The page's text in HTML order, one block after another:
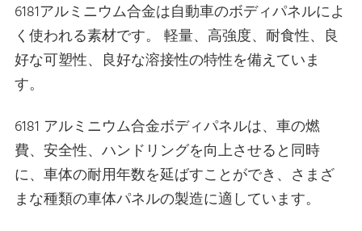
6181アルミニウム合金は自動車のボディパネルによ
く使われる素材です。 軽量、高強度、耐食性、良
好な可塑性、良好な溶接性の特性を備えていま
す。
6181 アルミニウム合金ボディパネルは、車の燃
費、安全性、ハンドリングを向上させると同時
に、車体の耐用年数を延ばすことができ、さまざ
まな種類の車体パネルの製造に適しています。